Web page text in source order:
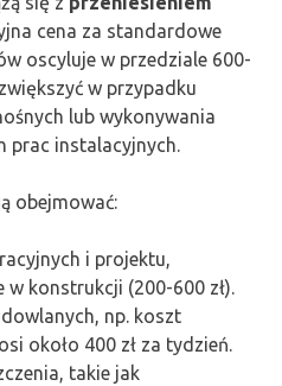
cena za standardowe
oscyluje w przedziale 600-
w przypadku
lub wykonywania
prac instalacyjnych.
obejmować:
i projektu,
w konstrukcji (200-600 zł).
np. koszt
około 400 zł za tydzień.
takie jak